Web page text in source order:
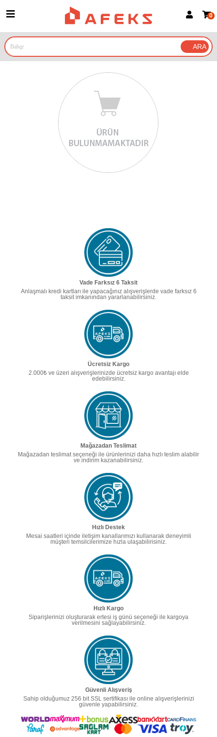
Google İle Bağlan
0
Vade Farksız 6 Taksit
Anlaşmalı kredi kartları ile yapacağınız alışverişlerde vade farksız 6
taksit imkanından yararlanabilirsiniz.
Ücretsiz Kargo
2.000₺ ve üzeri alışverişlerinizde ücretsiz kargo avantajı elde
edebilirsiniz.
Mağazadan Teslimat
Mağazadan teslimat seçeneği ile ürünlerinizi daha hızlı teslim alabilir
ve indirim kazanabilirsiniz.
Hızlı Destek
Mesai saatleri içinde iletişim kanallarımızı kullanarak deneyimli
müşteri temsilcilerimize hızla ulaşabilirisiniz.
Hızlı Kargo
Siparişlerinizi oluşturarak ertesi iş günü seçeneği ile kargoya
verilmesini sağlayabilirsiniz.
Güvenli Alışveriş
Sahip olduğumuz 256 bit SSL sertifikası ile online alışverişlerinizi
güvenle yapabilirsiniz.